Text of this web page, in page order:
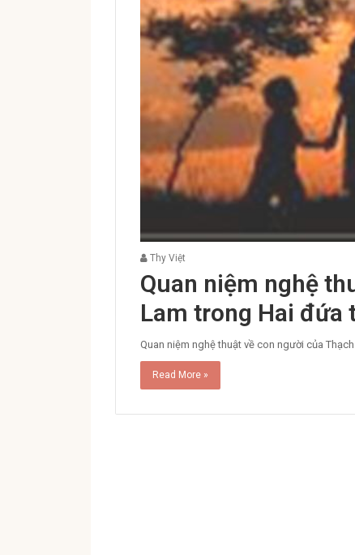
Thy Việt
Quan niệm nghệ
Lam trong Hai đứa
Quan niệm nghệ thuật về con người của
Read More »